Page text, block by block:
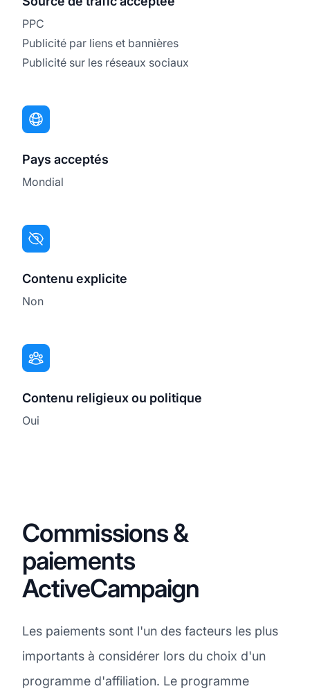
PPC
Publicité par liens et bannières
Publicité sur les réseaux sociaux
Pays acceptés
Mondial
Contenu explicite
Non
Contenu religieux ou politique
Oui
Commissions &
paiements
ActiveCampaign
Les paiements sont l'un des facteurs les plus
importants à considérer lors du choix d'un
programme d'affiliation. Le programme